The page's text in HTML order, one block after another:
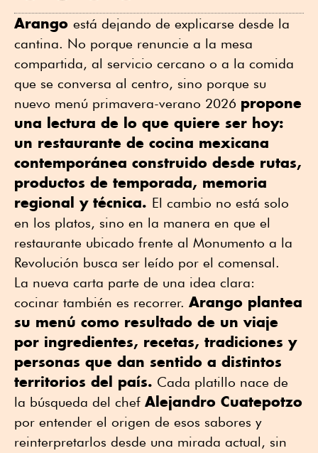
Arango está dejando de explicarse desde la
cantina. No porque renuncie a la mesa
compartida, al servicio cercano o a la comida
que se conversa al centro, sino porque su
nuevo menú primavera-verano 2026 propone
una lectura de lo que quiere ser hoy:
un restaurante de cocina mexicana
contemporánea construido desde rutas,
productos de temporada, memoria
regional y técnica. El cambio no está solo
en los platos, sino en la manera en que el
restaurante ubicado frente al Monumento a la
Revolución busca ser leído por el comensal.
La nueva carta parte de una idea clara:
cocinar también es recorrer. Arango plantea
su menú como resultado de un viaje
por ingredientes, recetas, tradiciones y
personas que dan sentido a distintos
territorios del país. Cada platillo nace de
la búsqueda del chef Alejandro Cuatepotzo
por entender el origen de esos sabores y
reinterpretarlos desde una mirada actual, sin